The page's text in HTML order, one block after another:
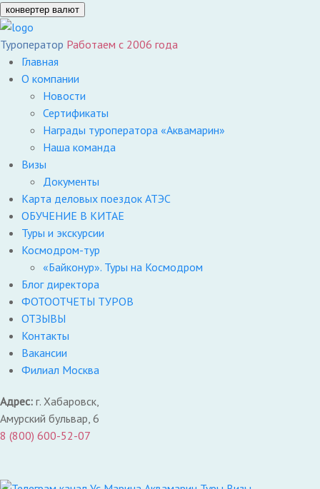
конвертер валют
Туроператор Работаем с 2006 года
Главная
О компании
Новости
Сертификаты
Награды туроператора «Аквамарин»
Наша команда
Визы
Документы
Карта деловых поездок АТЭС
ОБУЧЕНИЕ В КИТАЕ
Туры и экскурсии
Космодром-тур
«Байконур». Туры на Космодром
Блог директора
ФОТООТЧЕТЫ ТУРОВ
ОТЗЫВЫ
Контакты
Вакансии
Филиал Москва
Адрес: г. Хабаровск,
Амурский бульвар, 6
8 (800) 600-52-07